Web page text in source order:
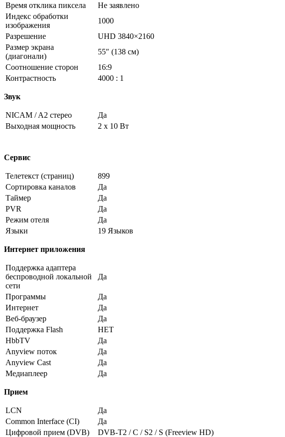
Время отклика пиксела
Не заявлено
Индекс обработки
изображения
1000
Разрешение
UHD 3840×2160
Размер экрана
(диагонали)
55″ (138 см)
Соотношение сторон
16:9
Контрастность
4000 : 1
Звук
NICAM / A2 стерео
Да
Выходная мощность
2 x 10 Вт
Сервис
Телетекст (страниц)
899
Сортировка каналов
Да
Таймер
Да
PVR
Да
Режим отеля
Да
Языки
19 Языков
Интернет приложения
Поддержка адаптера
беспроводной локальной
сети
Да
Программы
Да
Интернет
Да
Веб-браузер
Да
Поддержка Flash
НЕТ
HbbTV
Да
Anyview поток
Да
Anyview Cast
Да
Медиаплеер
Да
Прием
LCN
Да
Common Interface (CI)
Да
Цифровой прием (DVB)
DVB-T2 / C / S2 / S (Freeview HD)